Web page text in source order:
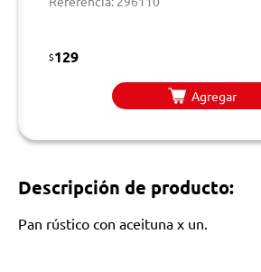
$129
Agregar
Descripción de producto:
Pan rústico con aceituna x un.